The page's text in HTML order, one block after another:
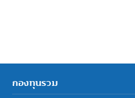
กองทุนรวม